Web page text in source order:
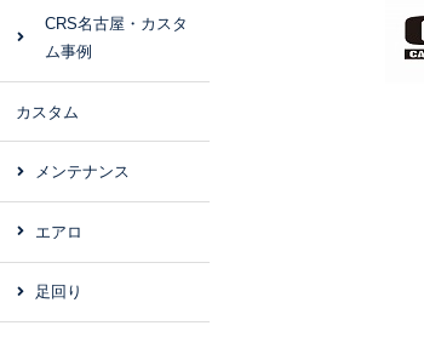
CRS名古屋・カスタ
ム事例
カスタム
メンテナンス
エアロ
足回り